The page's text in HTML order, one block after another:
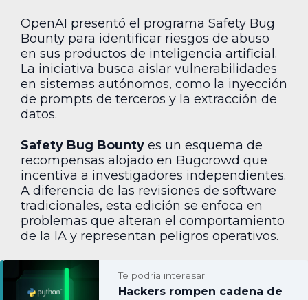
OpenAI presentó el programa Safety Bug
Bounty para identificar riesgos de abuso
en sus productos de inteligencia artificial.
La iniciativa busca aislar vulnerabilidades
en sistemas autónomos, como la inyección
de prompts de terceros y la extracción de
datos.
Safety Bug Bounty es un esquema de
recompensas alojado en Bugcrowd que
incentiva a investigadores independientes.
A diferencia de las revisiones de software
tradicionales, esta edición se enfoca en
problemas que alteran el comportamiento
de la IA y representan peligros operativos.
Te podría interesar:
Hackers rompen cadena de